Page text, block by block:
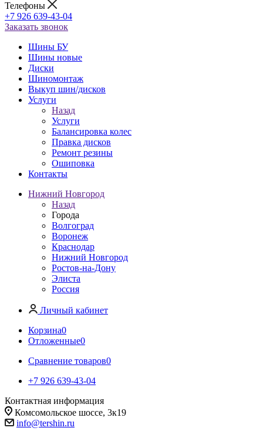
Телефоны
+7 926 639-43-04
Заказать звонок
Шины БУ
Шины новые
Диски
Шиномонтаж
Выкуп шин/дисков
Услуги
Назад
Услуги
Балансировка колес
Правка дисков
Ремонт резины
Ошиповка
Контакты
Нижний Новгород
Назад
Города
Волгоград
Воронеж
Краснодар
Нижний Новгород
Ростов-на-Дону
Элиста
Россия
Личный кабинет
Корзина0
Отложенные0
Сравнение товаров0
+7 926 639-43-04
Контактная информация
Комсомольское шоссе, 3к19
info@tershin.ru